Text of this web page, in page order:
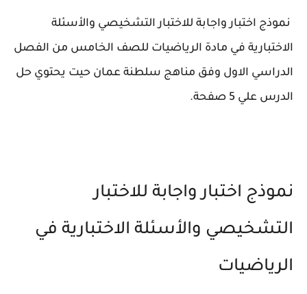
نموذج اختبار واجابة للاختبار التشخيصي والأسئلة
الاختبارية في مادة الرياضيات للصف الخامس من الفصل
الدراسي الاول وفق مناهج سلطنة عمان حيت يحتوي حل
الدرس علي 5 صفحة.
نموذج اختبار واجابة للاختبار
التشخيصي والأسئلة الاختبارية في
الرياضيات